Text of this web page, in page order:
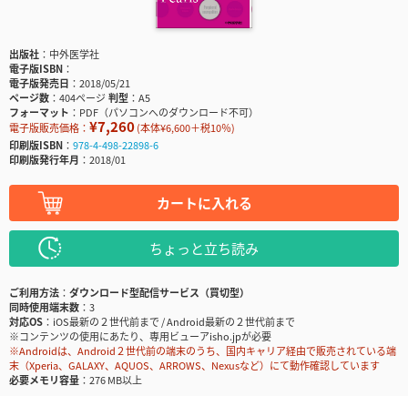
出版社
中外医学社
電子版ISBN
電子版発売日
2018/05/21
ページ数
404ページ判型
A5
フォーマット
PDF（パソコンへのダウンロード不可）
電子版販売価格： ¥7,260(本体¥6,600＋税10％)
印刷版ISBN
978-4-498-22898-6
印刷版発行年月
2018/01
カートに入れる
ちょっと立ち読み
ご利用方法
ダウンロード型配信サービス（買切型）
同時使用端末数
3
対応OS
iOS最新の２世代前まで / Android最新の２世代前まで
※コンテンツの使用にあたり、専用ビューアisho.jpが必要
※Androidは、Android２世代前の端末のうち、国内キャリア経由で販売されている端
末（Xperia、GALAXY、AQUOS、ARROWS、Nexusなど）にて動作確認しています
必要メモリ容量
276 MB以上